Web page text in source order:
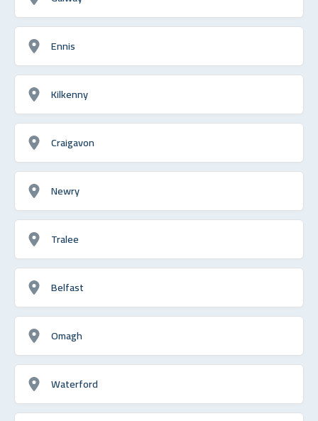
Ennis
Kilkenny
Craigavon
Newry
Tralee
Belfast
Omagh
Waterford